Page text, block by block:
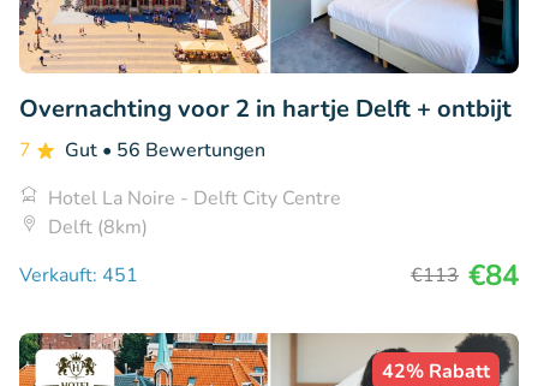
Overnachting voor 2 in hartje Delft + ontbijt
7 Gut • 56 Bewertungen
Hotel La Noire - Delft City Centre
Delft (8km)
Verkauft: 451
€113 €84
42% Rabatt